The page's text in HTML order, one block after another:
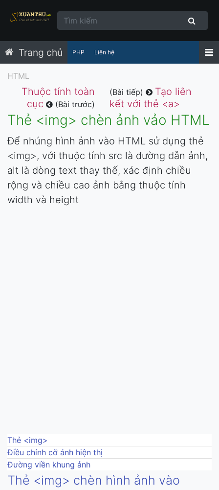
Trang chủ PHP Liên hệ
HTML
Thuộc tính toàn
cục
(Bài trước)
(Bài tiếp)
Tạo liên
kết với thẻ <a>
Thẻ <img> chèn ảnh vảo HTML
Để nhúng hình ảnh vào HTML sử dụng thẻ
<img>, với thuộc tính src là đường dẫn ảnh,
alt là dòng text thay thế, xác định chiều
rộng và chiều cao ảnh bằng thuộc tính
width và height
Thẻ <img>
Điều chỉnh cỡ ảnh hiện thị
Đường viền khung ảnh
Thẻ <img> chèn hình ảnh vào